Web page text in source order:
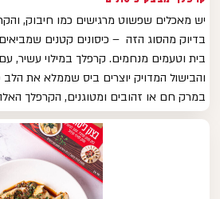
יש מאכלים שפשוט מרגישים כמו חיבוק,
בדיוק מהסוג הזה – כיסונים קטנים
בית וטעמים מנחמים. קרפלך במילוי עשיר,
והבישול המדויק יוצרים ביס שממלא את
במרק חם או זהובים ומטוגנים, הקרפלך